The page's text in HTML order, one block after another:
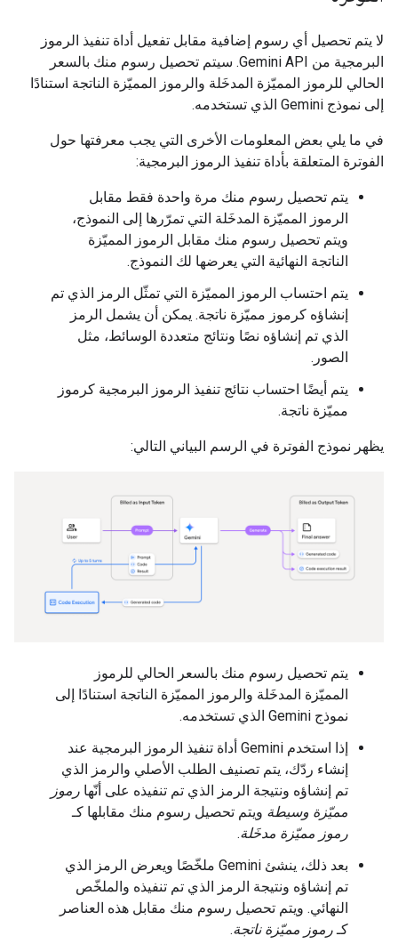
لا يتم تحصيل أي رسوم إضافية مقابل تفعيل أداة تنفيذ الرموز
البرمجية من Gemini API. سيتم تحصيل رسوم منك بالسعر
الحالي للرموز المميّزة المدخَلة والرموز المميّزة الناتجة استنادًا
إلى نموذج Gemini الذي تستخدمه.
في ما يلي بعض المعلومات الأخرى التي يجب معرفتها حول
الفوترة المتعلقة بأداة تنفيذ الرموز البرمجية:
يتم تحصيل رسوم منك مرة واحدة فقط مقابل
الرموز المميّزة المدخَلة التي تمرّرها إلى النموذج،
ويتم تحصيل رسوم منك مقابل الرموز المميّزة
الناتجة النهائية التي يعرضها لك النموذج.
يتم احتساب الرموز المميّزة التي تمثّل الرمز الذي تم
إنشاؤه كرموز مميّزة ناتجة. يمكن أن يشمل الرمز
الذي تم إنشاؤه نصًا ونتائج متعددة الوسائط، مثل
الصور.
يتم أيضًا احتساب نتائج تنفيذ الرموز البرمجية كرموز
مميّزة ناتجة.
يظهر نموذج الفوترة في الرسم البياني التالي:
يتم تحصيل رسوم منك بالسعر الحالي للرموز
المميّزة المدخَلة والرموز المميّزة الناتجة استنادًا إلى
نموذج Gemini الذي تستخدمه.
إذا استخدم Gemini أداة تنفيذ الرموز البرمجية عند
إنشاء ردّك، يتم تصنيف الطلب الأصلي والرمز الذي
تم إنشاؤه ونتيجة الرمز الذي تم تنفيذه على أنّها رموز
مميّزة وسيطة ويتم تحصيل رسوم منك مقابلها كـ
رموز مميّزة مدخَلة.
بعد ذلك، ينشئ Gemini ملخّصًا ويعرض الرمز الذي
تم إنشاؤه ونتيجة الرمز الذي تم تنفيذه والملخّص
النهائي. ويتم تحصيل رسوم منك مقابل هذه العناصر
كـرموز مميّزة ناتجة.